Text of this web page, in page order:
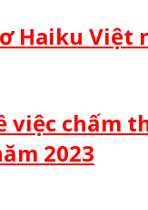
Haiku Việt
việc chấm
2023